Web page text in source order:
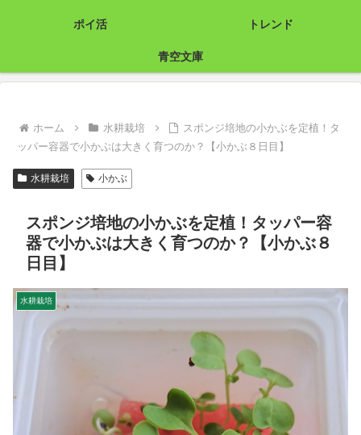
ポイ活 トレンド
青空文庫
ホーム 水耕栽培
スポンジ培地の小かぶを定植！タ
ッパー容器で小かぶは大きく育つのか？【小かぶ８日目】
水耕栽培 小かぶ
スポンジ培地の小かぶを定植！タッパー容
器で小かぶは大きく育つのか？【小かぶ８
日目】
水耕栽培